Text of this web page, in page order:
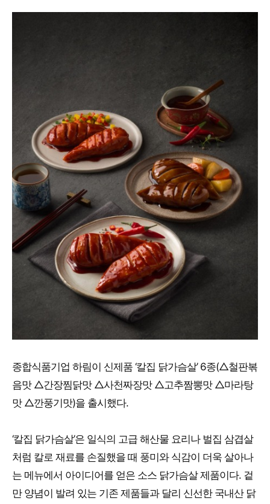
종합식품기업 하림이 신제품 ‘칼집 닭가슴살’ 6종(△철판볶
음맛 △간장찜닭맛 △사천짜장맛 △고추짬뽕맛 △마라탕
맛 △깐풍기맛)을 출시했다.
‘칼집 닭가슴살’은 일식의 고급 해산물 요리나 벌집 삼겹살
처럼 칼로 재료를 손질했을 때 풍미와 식감이 더욱 살아나
는 메뉴에서 아이디어를 얻은 소스 닭가슴살 제품이다. 겉
만 양념이 발려 있는 기존 제품들과 달리 신선한 국내산 닭